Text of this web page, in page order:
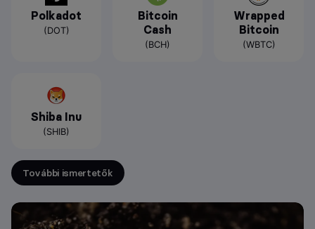
Polkadot
(DOT)
Bitcoin
Cash
(BCH)
Wrapped
Bitcoin
(WBTC)
Shiba Inu
(SHIB)
További ismertetők